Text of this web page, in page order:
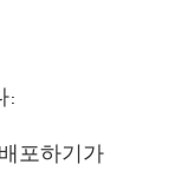
:
포하기가